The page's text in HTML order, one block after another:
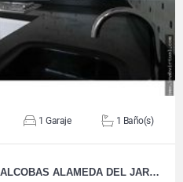
1 Garaje 1 Baño(s)
ALAMEDA DEL JAR…